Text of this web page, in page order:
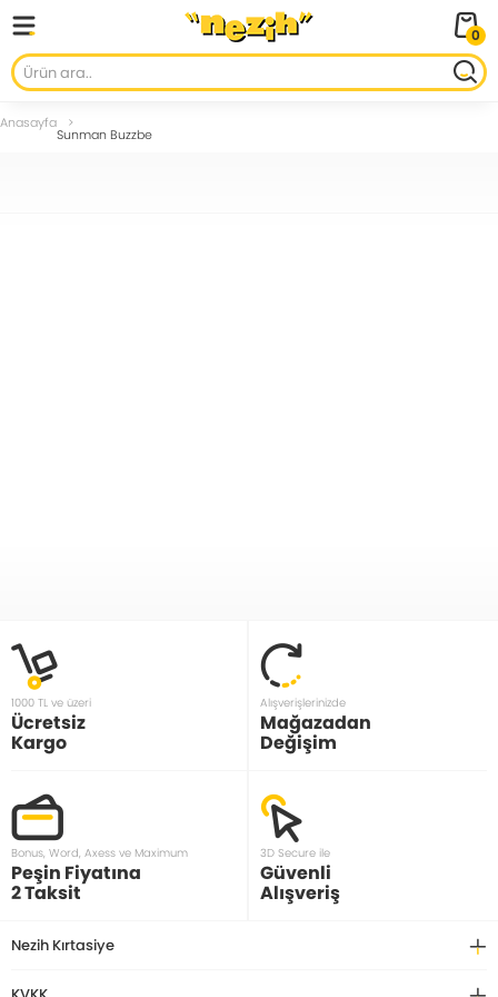
0
Anasayfa
Sunman Buzzbe
1000 TL ve üzeri
Ücretsiz
Kargo
Alışverişlerinizde
Mağazadan
Değişim
Bonus, Word, Axess ve Maximum
Peşin Fiyatına
2 Taksit
3D Secure ile
Güvenli
Alışveriş
Nezih Kırtasiye